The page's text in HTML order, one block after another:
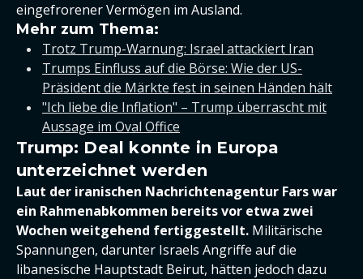
eingefrorener Vermögen im Ausland.
Mehr zum Thema:
Trotz Trump-Warnung: Israel attackiert Iran
Trumps Einfluss auf die Börse: Wie der US-
Präsident die Märkte fest in seinen Händen hält
"Ich liebe die Inflation" – Trump überrascht mit
Aussage im Oval Office
Trump: Deal konnte in Europa
unterzeichnet werden
Laut der iranischen Nachrichtenagentur Fars war
ein Rahmenabkommen bereits vor etwa zwei
Wochen weitgehend fertiggestellt. Militärische
Spannungen, darunter Israels Angriffe auf die
libanesische Hauptstadt Beirut, hätten jedoch dazu